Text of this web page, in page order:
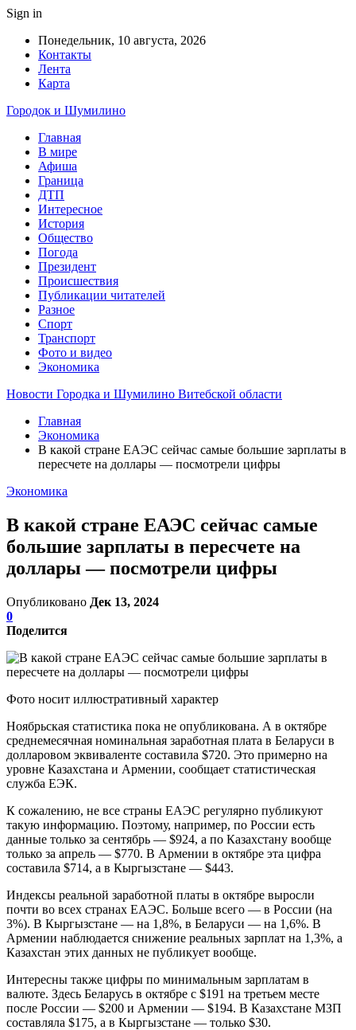
Sign in
Понедельник, 10 августа, 2026
Контакты
Лента
Карта
Городок и Шумилино
Главная
В мире
Афиша
Граница
ДТП
Интересное
История
Общество
Погода
Президент
Происшествия
Публикации читателей
Разное
Спорт
Транспорт
Фото и видео
Экономика
Новости Городка и Шумилино Витебской области
Главная
Экономика
В какой стране ЕАЭС сейчас самые большие зарплаты в
пересчете на доллары — посмотрели цифры
Экономика
В какой стране ЕАЭС сейчас самые
большие зарплаты в пересчете на
доллары — посмотрели цифры
Опубликовано Дек 13, 2024
0
Поделится
Фото носит иллюстративный характер
Ноябрьская статистика пока не опубликована. А в октябре
среднемесячная номинальная заработная плата в Беларуси в
долларовом эквиваленте составила $720. Это примерно на
уровне Казахстана и Армении, сообщает статистическая
служба ЕЭК.
К сожалению, не все страны ЕАЭС регулярно публикуют
такую информацию. Поэтому, например, по России есть
данные только за сентябрь — $924, а по Казахстану вообще
только за апрель — $770. В Армении в октябре эта цифра
составила $714, а в Кыргызстане — $443.
Индексы реальной заработной платы в октябре выросли
почти во всех странах ЕАЭС. Больше всего — в России (на
3%). В Кыргызстане — на 1,8%, в Беларуси — на 1,6%. В
Армении наблюдается снижение реальных зарплат на 1,3%, а
Казахстан этих данных не публикует вообще.
Интересны также цифры по минимальным зарплатам в
валюте. Здесь Беларусь в октябре с $191 на третьем месте
после России — $200 и Армении — $194. В Казахстане МЗП
составляла $175, а в Кыргызстане — только $30.